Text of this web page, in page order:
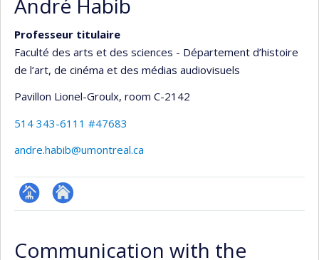
André Habib
Professeur titulaire
Faculté des arts et des sciences - Département d’histoire
de l’art, de cinéma et des médias audiovisuels
Pavillon Lionel-Groulx, room C-2142
514 343-6111 #47683
andre.habib@umontreal.ca
Page
(faculté,département,école)
Autre
web
Communication with the